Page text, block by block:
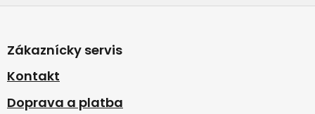
Z
p
ä
e
Zákaznícky servis
Kontakt
Doprava a platba